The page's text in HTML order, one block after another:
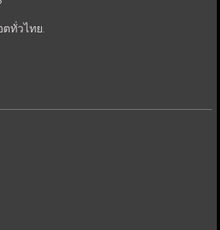
ทั่วไทย.